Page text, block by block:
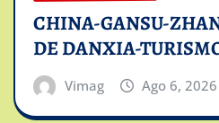
CHINA-GANSU-
DE DANXIA-
Vimag Ago 6, 2026